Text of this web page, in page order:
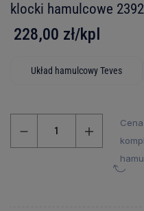
klocki hamulcowe
228,00 zł/kpl
Układ hamulcowy Teves